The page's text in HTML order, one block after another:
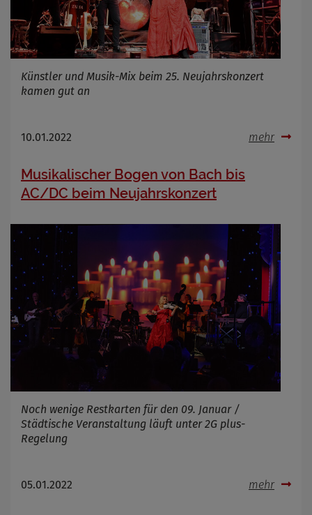
Künstler und Musik-Mix beim 25. Neujahrskonzert
kamen gut an
10.01.2022 mehr
Musikalischer Bogen von Bach bis
AC/DC beim Neujahrskonzert
Noch wenige Restkarten für den 09. Januar /
Städtische Veranstaltung läuft unter 2G plus-
Regelung
05.01.2022 mehr